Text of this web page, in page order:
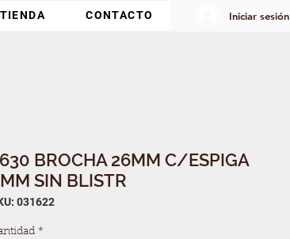
TIENDA CONTACTO Iniciar sesión
BROCHA 26MM C/ESPIGA
SIN BLISTR
031622
*